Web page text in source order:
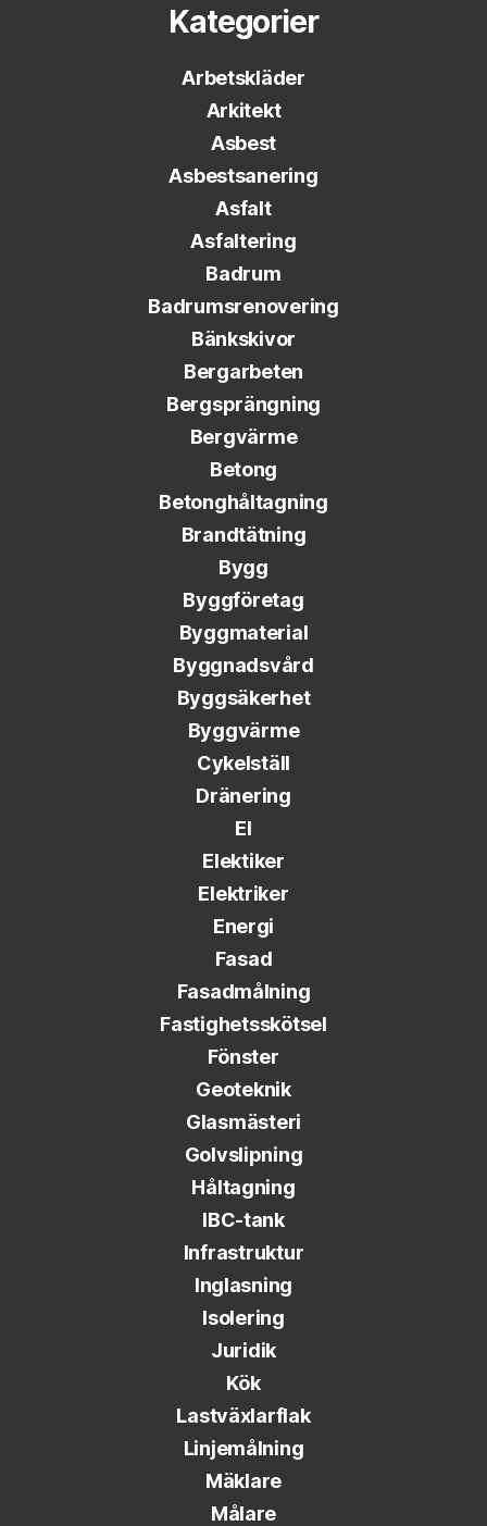
Kategorier
Arbetskläder
Arkitekt
Asbest
Asbestsanering
Asfalt
Asfaltering
Badrum
Badrumsrenovering
Bänkskivor
Bergarbeten
Bergsprängning
Bergvärme
Betong
Betonghåltagning
Brandtätning
Bygg
Byggföretag
Byggmaterial
Byggnadsvård
Byggsäkerhet
Byggvärme
Cykelställ
Dränering
El
Elektiker
Elektriker
Energi
Fasad
Fasadmålning
Fastighetsskötsel
Fönster
Geoteknik
Glasmästeri
Golvslipning
Håltagning
IBC-tank
Infrastruktur
Inglasning
Isolering
Juridik
Kök
Lastväxlarflak
Linjemålning
Mäklare
Målare